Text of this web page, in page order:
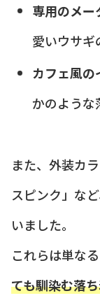
専用のメー
愛いウサギ
カフェ風の
かのような
また、外装カ
スピンク」な
いました。
これらは単な
ても馴染む落